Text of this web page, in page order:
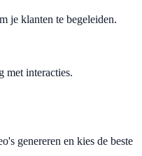
je klanten te begeleiden.
met interacties.
genereren en kies de beste